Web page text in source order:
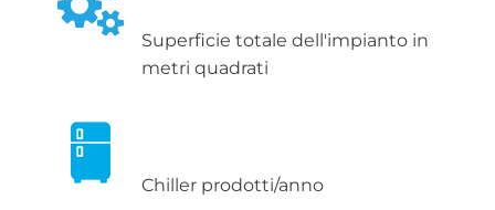
Superficie totale dell'impianto in
metri quadrati
Chiller prodotti/anno